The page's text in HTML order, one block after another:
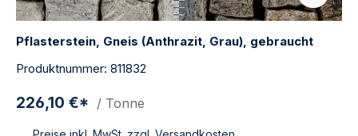
Pflasterstein, Gneis (Anthrazit, Grau), gebraucht
Produktnummer: 811832
226,10 €* / Tonne